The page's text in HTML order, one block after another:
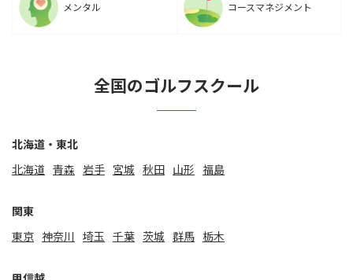
メンタル コースマネジメント
全国のゴルフスクール
北海道・東北
北海道 ⻘森 岩手 宮城 秋田 山形 福島
関東
東京 神奈川 埼玉 千葉 茨城 群馬 栃木